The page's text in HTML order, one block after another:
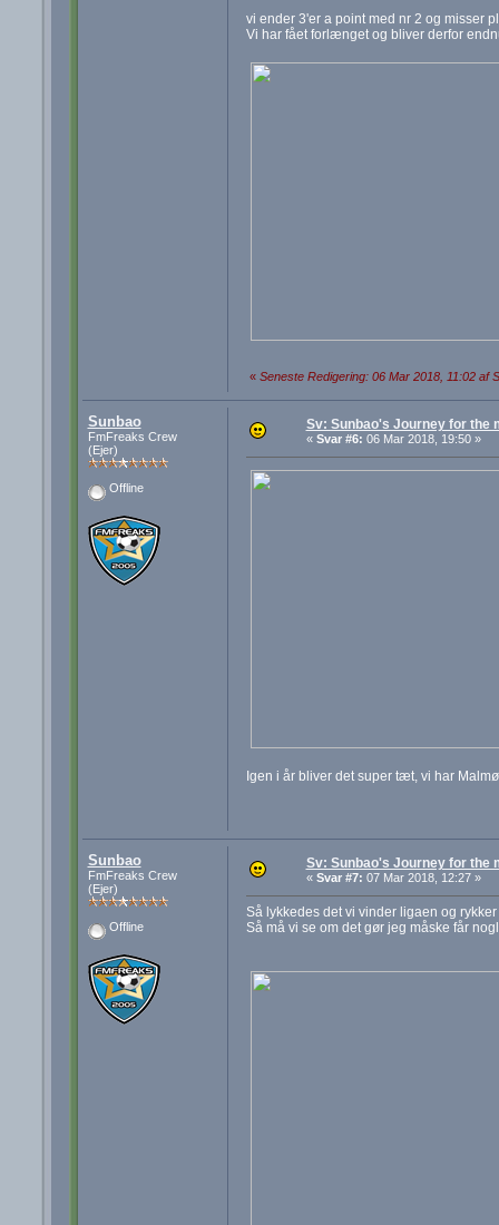
vi ender 3'er a point med nr 2 og misser
Vi har fået forlænget og bliver derfor
« Seneste Redigering: 06 Mar 2018, 11:02 af
Sunbao
FmFreaks Crew
(Ejer)
Offline
Sv: Sunbao's Journey for the
« Svar #6: 06 Mar 2018, 19:50 »
Igen i år bliver det super tæt, vi har
Sunbao
FmFreaks Crew
(Ejer)
Offline
Sv: Sunbao's Journey for the
« Svar #7: 07 Mar 2018, 12:27 »
Så lykkedes det vi vinder ligaen og
Så må vi se om det gør jeg måske får